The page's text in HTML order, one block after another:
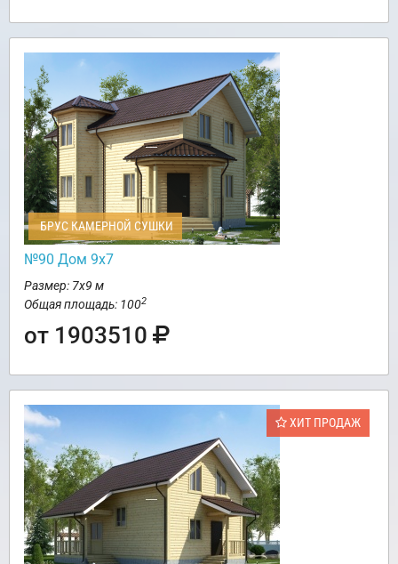
БРУС КАМЕРНОЙ СУШКИ
№90 Дом 9х7
Размер: 7х9 м
Общая площадь: 1002
от 1903510
ХИТ ПРОДАЖ